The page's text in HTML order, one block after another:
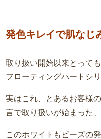
発色キレイで肌なじ
取り扱い開始以来とって
フローティングハートシ
実はこれ、とあるお客様
言で取り扱いが始まった
このホワイトもビーズの